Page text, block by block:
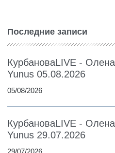
Последние записи
КурбановаLIVE -
Yunus 05.08.2026
05/08/2026
КурбановаLIVE -
Yunus 29.07.2026
29/07/2026